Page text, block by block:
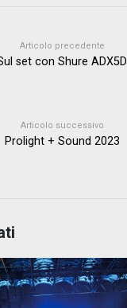
Articolo precedente
set con Shure ADX5D
Articolo successivo
Prolight + Sound 2023